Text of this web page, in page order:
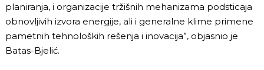
planiranja, i organizacije tržišnih mehanizama podsticaja
obnovljivih izvora energije, ali i generalne klime primene
pametnih tehnoloških rešenja i inovacija”, objasnio je
Batas-Bjelić.